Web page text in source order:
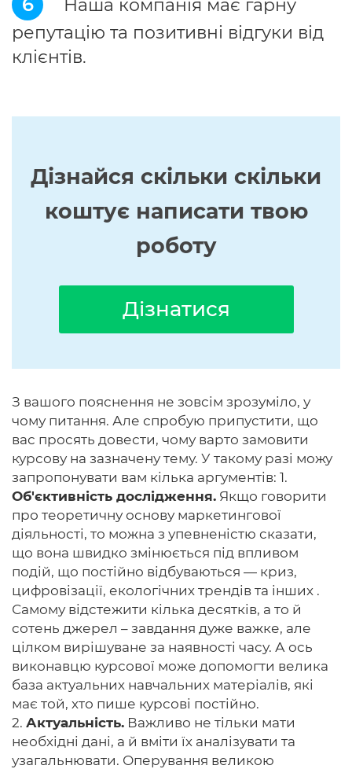
Наша компанія має гарну
репутацію та позитивні відгуки від
клієнтів.
Дізнайся скільки скільки
коштує написати твою
роботу
Дізнатися
З вашого пояснення не зовсім зрозуміло, у
чому питання. Але спробую припустити, що
вас просять довести, чому варто замовити
курсову на зазначену тему. У такому разі можу
запропонувати вам кілька аргументів: 1.
Об'єктивність дослідження. Якщо говорити
про теоретичну основу маркетингової
діяльності, то можна з упевненістю сказати,
що вона швидко змінюється під впливом
подій, що постійно відбуваються — криз,
цифровізації, екологічних трендів та інших .
Самому відстежити кілька десятків, а то й
сотень джерел – завдання дуже важке, але
цілком вирішуване за наявності часу. А ось
виконавцю курсової може допомогти велика
база актуальних навчальних матеріалів, які
має той, хто пише курсові постійно.
2. Актуальність. Важливо не тільки мати
необхідні дані, а й вміти їх аналізувати та
узагальнювати. Оперування великою